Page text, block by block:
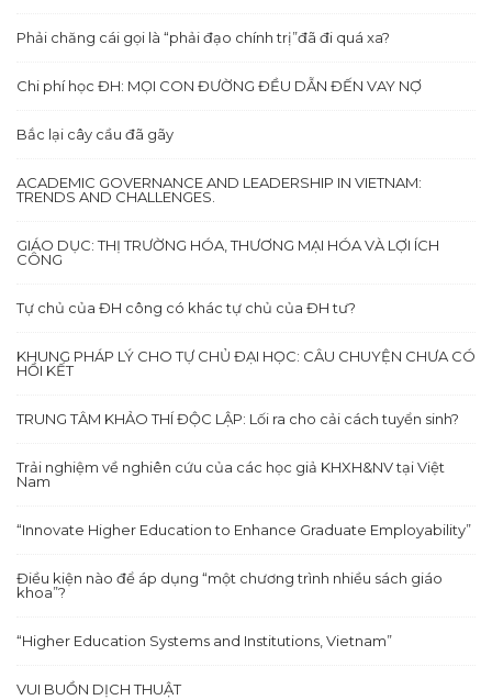
Phải chăng cái gọi là “phải đạo chính trị”đã đi quá xa?
Chi phí học ĐH: MỌI CON ĐƯỜNG ĐỀU DẪN ĐẾN VAY NỢ
Bắc lại cây cầu đã gãy
ACADEMIC GOVERNANCE AND LEADERSHIP IN VIETNAM:
TRENDS AND CHALLENGES.
GIÁO DỤC: THỊ TRƯỜNG HÓA, THƯƠNG MẠI HÓA VÀ LỢI ÍCH
CÔNG
Tự chủ của ĐH công có khác tự chủ của ĐH tư?
KHUNG PHÁP LÝ CHO TỰ CHỦ ĐẠI HỌC: CÂU CHUYỆN CHƯA CÓ
HỒI KẾT
TRUNG TÂM KHẢO THÍ ĐỘC LẬP: Lối ra cho cải cách tuyển sinh?
Trải nghiệm về nghiên cứu của các học giả KHXH&NV tại Việt
Nam
“Innovate Higher Education to Enhance Graduate Employability”
Điều kiện nào để áp dụng “một chương trình nhiều sách giáo
khoa”?
“Higher Education Systems and Institutions, Vietnam”
VUI BUỒN DỊCH THUẬT